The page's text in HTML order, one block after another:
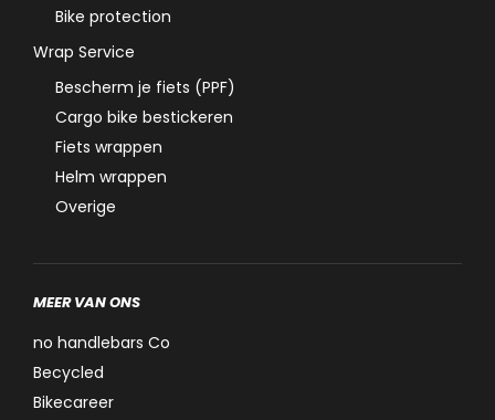
Bike protection
Wrap Service
Bescherm je fiets (PPF)
Cargo bike bestickeren
Fiets wrappen
Helm wrappen
Overige
MEER VAN ONS
no handlebars Co
Becycled
Bikecareer